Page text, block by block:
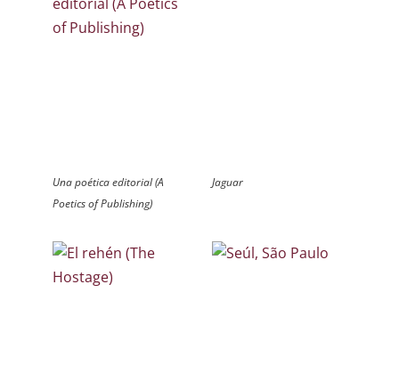
Una poética editorial (A
Poetics of Publishing)
Jaguar